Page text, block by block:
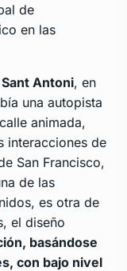
de
en las
Antoni, en
una autopista
animada,
interacciones de
San Francisco,
de las
es otra de
el diseño
basándose
con bajo nivel